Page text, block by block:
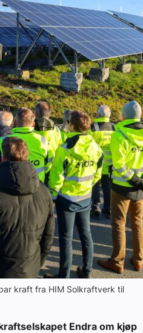
kraft fra HIM Solkraftverk til
Endra om kjøp